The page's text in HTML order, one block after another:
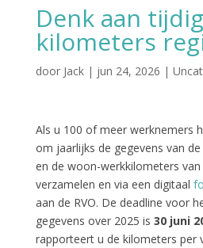
Denk aan tijdig
kilometers
door Jack| jun 24, 2026 |
Als u 100 of meer werknemers
om jaarlijks de gegevens van
en de woon-werkkilometers
verzamelen en via een digitaal
aan de RVO. De deadline voor
gegevens over 2025 is 30 juni
rapporteert u de kilometers per